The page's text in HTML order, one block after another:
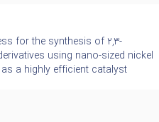
for the synthesis of 2,3-
using nano-sized nickel
a highly efficient catalyst